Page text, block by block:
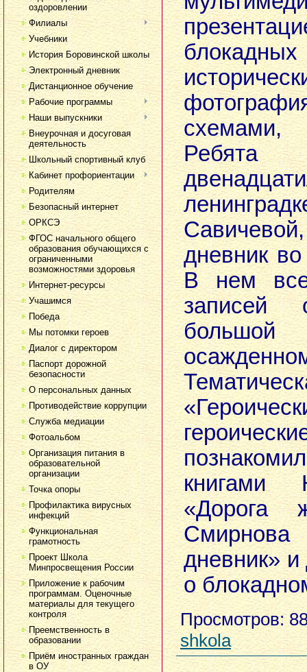
оздоровлении
Филиалы
Учебники
История Боровинской школы
Электронный дневник
Дистанционное обучение
Рабочие программы
Наши выпускники
Внеурочная и досуговая
деятельность
Школьный спортивный клуб
Кабинет профориентации
Родителям
Безопасный интернет
ОРКСЭ
ФГОС начального общего
образования обучающихся с
ограниченными
возможностями здоровья
Интернет-ресурсы
Учашимся
Победа
Мы потомки героев
Диалог с директором
Паспорт дорожной
безопасности
О персональных данных
Противодействие коррупции
Служба медиации
Фотоальбом
Организация питания в
образовательной
организации
Точка опоры
Профилактика вирусных
инфекций
Функциональная
грамотность
Проект Школа
Минпросвещения России
Приложение к рабочим
программам. Оценочные
материалы для текущего
контроля
Преемственность в
образовании
Приём иностранных граждан
в ОУ
схемами,
дневник
В нем
книгами
«Дорога
дневник» и
о
Просмотров:
shkola